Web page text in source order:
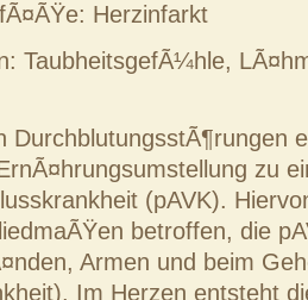
Herzinfarkt
TaubheitsgefÃ¼hle,
DurchblutungsstÃ¶rungen
zu
(pAVK).
betroffen, die
Armen und beim
Im Herzen entsteht